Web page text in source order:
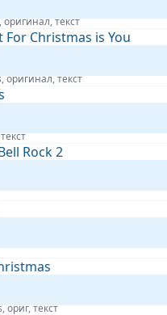
оригинал, текст
For Christmas is You
оригинал, текст
Rock 2
ориг, текст